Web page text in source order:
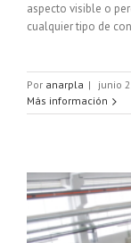
aspecto visible o
cualquier tipo de
Por anarpla | junio
Más información